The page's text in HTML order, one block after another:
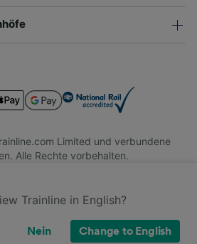
Limited und verbundene
Alle Rechte vorbehalten.
Registrierte Adresse: 1 Stonecutter
Kingdom. USt-IdNr.: 791 7261
Trainline in English?
Nein Change to English